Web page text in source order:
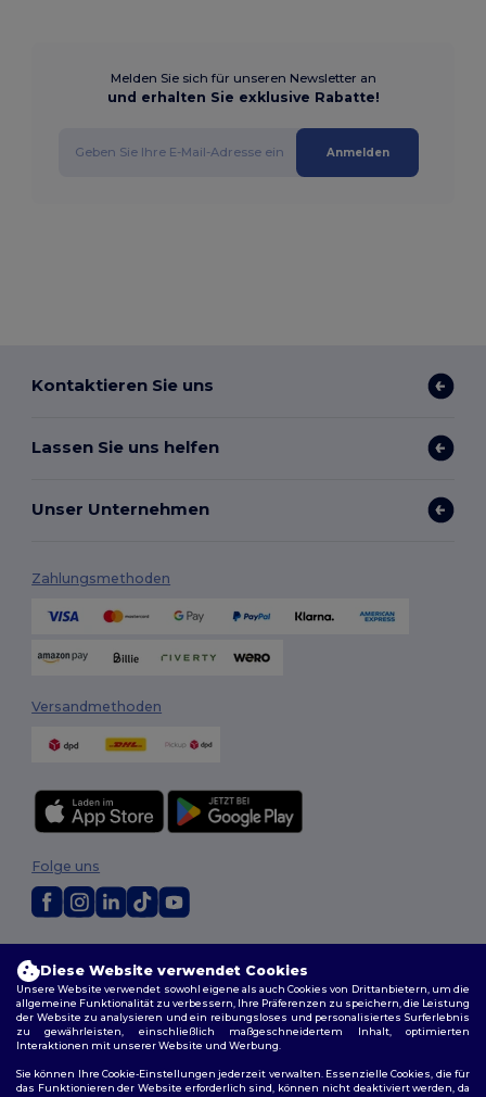
Melden Sie sich für unseren Newsletter an
und erhalten Sie exklusive Rabatte!
Anmelden
Kontaktieren Sie uns
Lassen Sie uns helfen
Unser Unternehmen
Zahlungsmethoden
Versandmethoden
Allgemeine Geschäftsbedingungen|Personalisierungsrichtlinien
Datenschutzbestimmungen|Cookie-Richtlinie|Site Map
Folge uns
Berlin|Hamburg München|Köln |Frankfurt | Essen| Dortmund |
Diese Website verwendet Cookies
Unsere Website verwendet sowohl eigene als auch Cookies von Drittanbietern, um die
allgemeine Funktionalität zu verbessern, Ihre Präferenzen zu speichern, die Leistung
der Website zu analysieren und ein reibungsloses und personalisiertes Surferlebnis
zu gewährleisten, einschließlich maßgeschneidertem Inhalt, optimierten
Interaktionen mit unserer Website und Werbung.
Sie können Ihre Cookie-Einstellungen jederzeit verwalten. Essenzielle Cookies, die für
das Funktionieren der Website erforderlich sind, können nicht deaktiviert werden, da